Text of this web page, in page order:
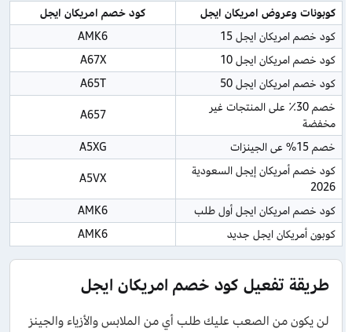
كوبونات وعروض امريكان ايجل
كود خصم امريكان ايجل
كود خصم امريكان ايجل 15
AMK6
كود خصم امريكان ايجل 10
A67X
كود خصم امريكان ايجل 50
A65T
خصم 30٪ على المنتجات غير
مخفضة
A657
خصم 15% عى الجينزات
A5XG
كود خصم أمريكان إيجل السعودية
2026
A5VX
كود خصم امريكان ايجل أول طلب
AMK6
كوبون أمريكان ايجل جديد
AMK6
طريقة تفعيل كود خصم امريكان ايجل
لن يكون من الصعب عليك طلب أي من الملابس والأزياء والجينز